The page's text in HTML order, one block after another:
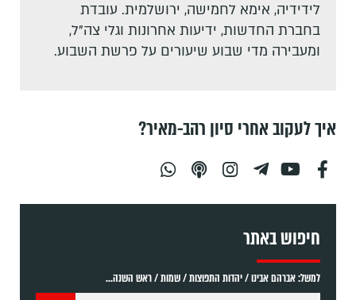
לידידיה, אימא לחמישה, ירושלמית. עובדת
בחברת החדשות, ידיעות אחרונות וגלי צה"ל,
ומעבירה מדי שבוע שיעורים על פרשת השבוע.
איך לעקוב אחרי סיון רהב-מאיר?
חיפוש באתר
למשל: אברהם אבינו / יהדות התפוצות / שמות / ראש השנה...